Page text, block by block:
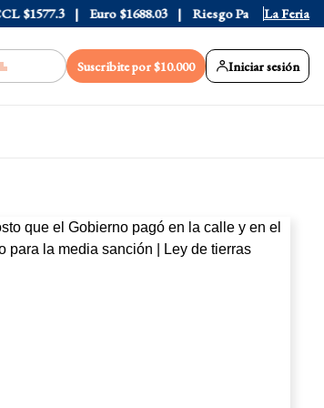
$1577.3 Euro $1688.03 Riesgo País 408 La Feria
Suscribite por $10.000 Iniciar sesión